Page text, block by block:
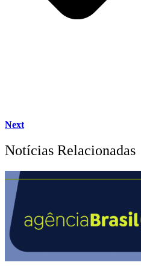
Next
Notícias Relacionadas